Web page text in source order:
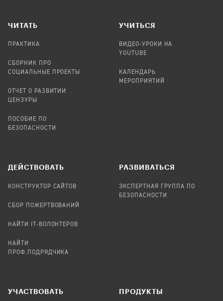
ЧИТАТЬ
ПРАКТИКА
СБОРНИК ПРО
СОЦИАЛЬНЫЕ ПРОЕКТЫ
ОТЧЕТ О РАЗВИТИИ
ЦЕНЗУРЫ
ПОСОБИЕ ПО
БЕЗОПАСНОСТИ
УЧИТЬСЯ
ВИДЕО-УРОКИ НА
YOUTUBE
КАЛЕНДАРЬ
МЕРОПРИЯТИЙ
ДЕЙСТВОВАТЬ
КОНСТРУКТОР САЙТОВ
СБОР ПОЖЕРТВОВАНИЙ
НАЙТИ IT-ВОЛОНТЕРОВ
НАЙТИ
ПРОФ.ПОДРЯДЧИКА
РАЗВИВАТЬСЯ
ЭКСПЕРТНАЯ ГРУППА ПО
БЕЗОПАСНОСТИ
УЧАСТВОВАТЬ ПРОДУКТЫ